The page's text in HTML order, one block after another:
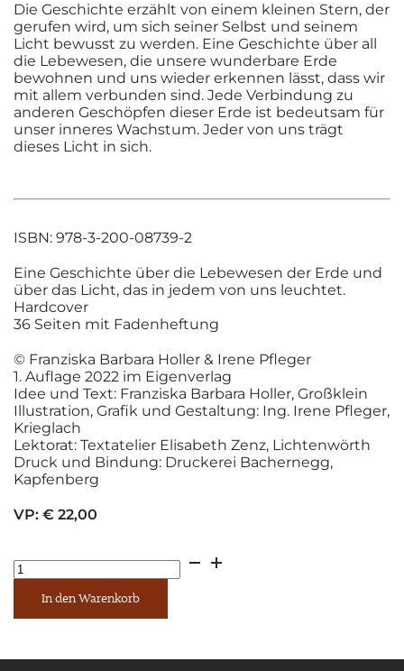
Die Geschichte erzählt von einem kleinen Stern, der
gerufen wird, um sich seiner Selbst und seinem
Licht bewusst zu werden. Eine Geschichte über all
die Lebewesen, die unsere wunderbare Erde
bewohnen und uns wieder erkennen lässt, dass wir
mit allem verbunden sind. Jede Verbindung zu
anderen Geschöpfen dieser Erde ist bedeutsam für
unser inneres Wachstum. Jeder von uns trägt
dieses Licht in sich.
ISBN: 978-3-200-08739-2
Eine Geschichte über die Lebewesen der Erde und
über das Licht, das in jedem von uns leuchtet.
Hardcover
36 Seiten mit Fadenheftung
© Franziska Barbara Holler & Irene Pfleger
1. Auflage 2022 im Eigenverlag
Idee und Text: Franziska Barbara Holler, Großklein
Illustration, Grafik und Gestaltung: Ing. Irene Pfleger,
Krieglach
Lektorat: Textatelier Elisabeth Zenz, Lichtenwörth
Druck und Bindung: Druckerei Bachernegg,
Kapfenberg
VP: € 22,00
Sternenlichter
Menge
In den Warenkorb